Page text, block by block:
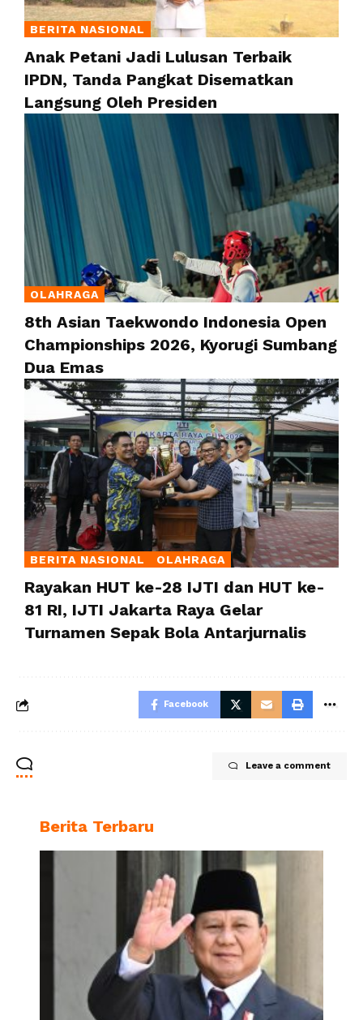
BERITA NASIONAL
Anak Petani Jadi Lulusan Terbaik
IPDN, Tanda Pangkat Disematkan
Langsung Oleh Presiden
OLAHRAGA
8th Asian Taekwondo Indonesia Open
Championships 2026, Kyorugi Sumbang
Dua Emas
BERITA NASIONAL OLAHRAGA
Rayakan HUT ke-28 IJTI dan HUT ke-
81 RI, IJTI Jakarta Raya Gelar
Turnamen Sepak Bola Antarjurnalis
Facebook
Leave a comment
Berita Terbaru